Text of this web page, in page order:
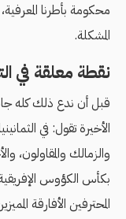
محكومة بأطرنا
المشكلة.
نقطة معلقة في
قبل أن ندع ذلك كله
الأخيرة تقول: في
والزمالك والمقاولون،
بكأس الكؤوس
المحترفين الأفارقة